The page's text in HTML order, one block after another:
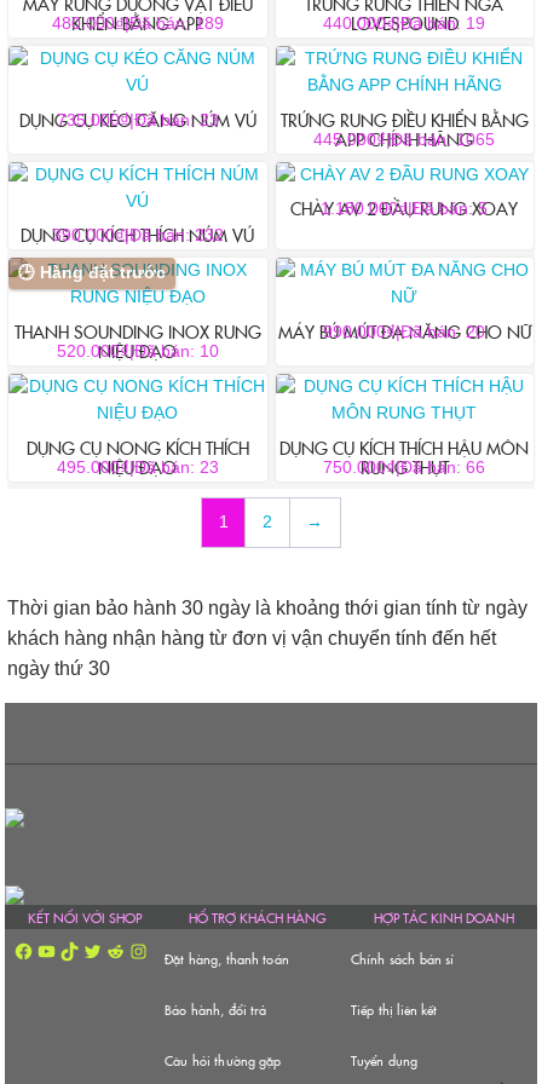
thể
được
chọn
trang
phẩm
thể
được
chọn
trang
phẩm
KHIỂN BẰNG APP
480.000₫|Đã bán: 189
LOVESPOUND
440.000₫|Đã bán: 19
DỤNG CỤ KÉO CĂNG NÚM VÚ
735.000₫| Đã bán: 23
TRỨNG RUNG ĐIỀU KHIỂN BẰNG
APP CHÍNH HÃNG
445.000₫|Đã bán: 1065
DỤNG CỤ KÍCH THÍCH NÚM VÚ
390.000₫|Đã bán: 232
CHÀY AV 2 ĐẦU RUNG XOAY
1.180.000₫|Đã bán: 5
phẩm
này
nhiều
thể.
Các
tùy
chọn
trên
trang
🕒 Hàng đặt trước
THANH SOUNDING INOX RUNG
NIỆU ĐẠO
520.000₫|Đã bán: 10
Sản
phẩm
có
chọn
có
MÁY BÚ MÚT ĐA NĂNG CHO NỮ
990.000₫|Đã bán: 20
phẩm
này
có
nhiều
chọn
thể
chọn
DỤNG CỤ NONG KÍCH THÍCH
NIỆU ĐẠO
495.000₫|Đã bán: 23
DỤNG CỤ KÍCH THÍCH HẬU MÔN
RUNG THỤT
750.000₫|Đã bán: 66
nhiều
biến
tùy
sản
1 2 →
Thời gian bảo hành 30 ngày là khoảng thới gian tính từ ngày
khách hàng nhận hàng từ đơn vị vận chuyển tính đến hết
ngày thứ 30
KẾT NỐI VỚI SHOP
Facebook
YouTube
TikTokTwitterRedditInstagram
HỔ TRỢ KHÁCH HÀNG
Đặt hàng, thanh toán
Bảo hành, đổi trả
Câu hỏi thường gặp
HỢP TÁC KINH DOANH
Chính sách bán sỉ
Tiếp thị liên kết
Tuyển dụng